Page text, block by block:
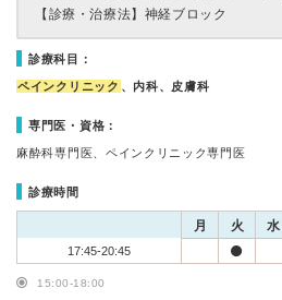
【診療・治療法】 神経ブロック
診療科目：
ペインクリニック 、内科、皮膚科
専門医・資格：
麻酔科専門医、ペインクリニック専門医
診療時間
月 火 水
17:45-20:45
15:00-18:00